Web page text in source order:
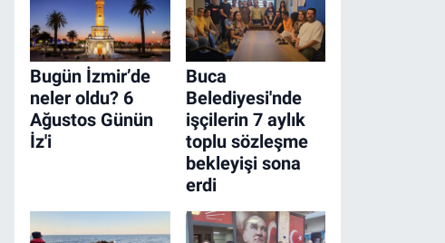
Bugün İzmir’de
neler oldu? 6
Ağustos Günün
İz'i
Buca
Belediyesi'nde
işçilerin 7 aylık
toplu sözleşme
bekleyişi sona
erdi